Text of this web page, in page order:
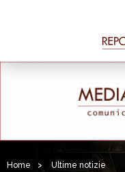
Home > Ultime notizie